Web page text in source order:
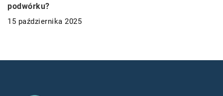
podwórku?
15 października 2025